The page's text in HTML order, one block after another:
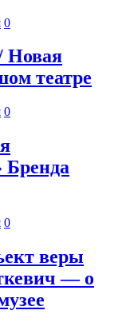
0
Новая
театре
0
Бренда
0
веры
— о